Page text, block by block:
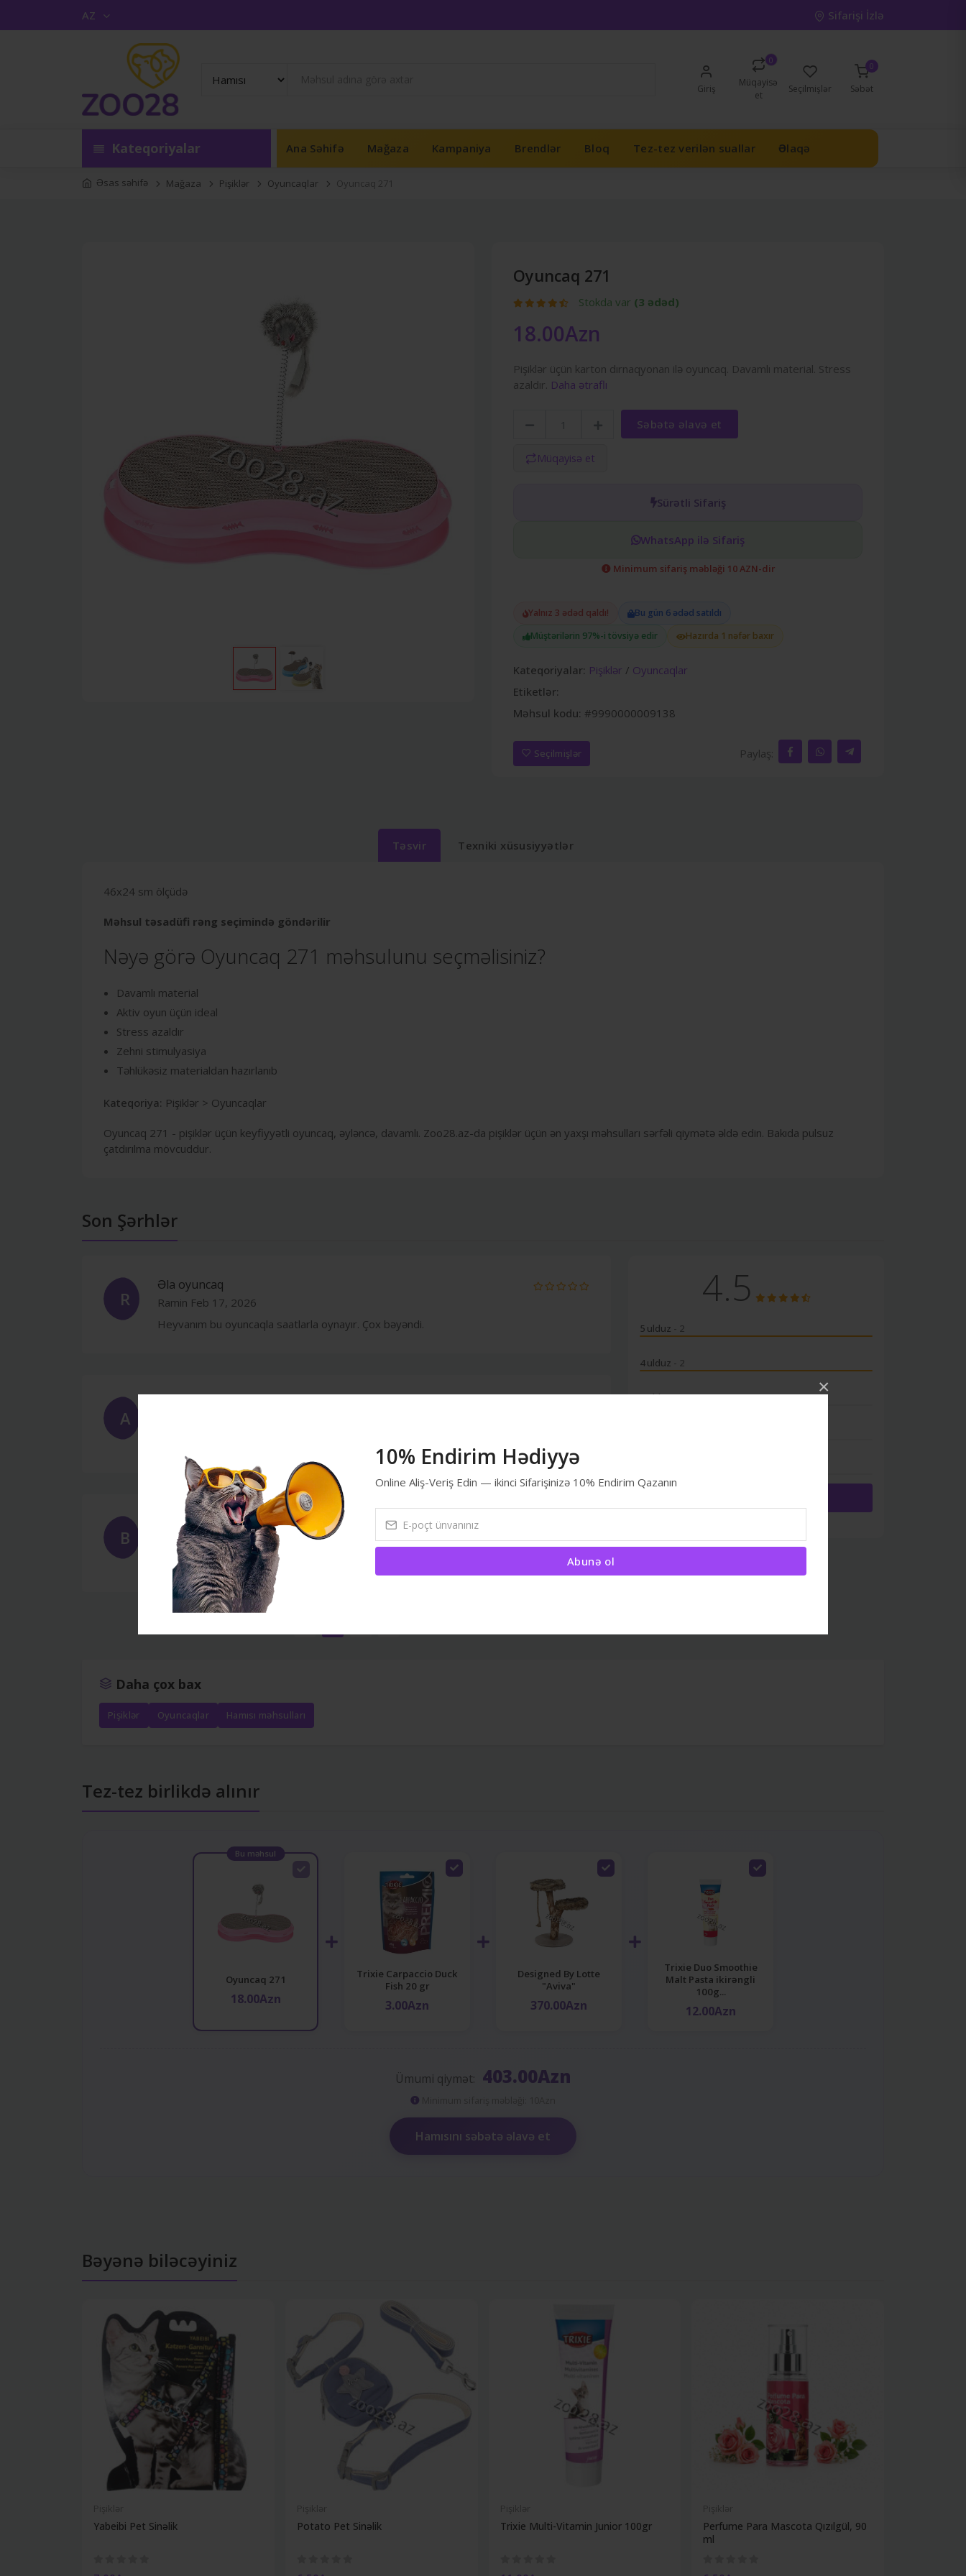
10% Endirim Hədiyyə
Online Aliş-Veriş Edin — ikinci Sifarişinizə 10% Endirim Qazanın
Abunə ol
×
AZ Sifarişi İzlə
Giriş
0
Müqayisə
et
Seçilmişlər
0
Səbət
Kateqoriyalar Ana Səhifə Mağaza Kampaniya Brendlər Bloq Tez-tez verilən suallar Əlaqə
Əsas səhifə Mağaza Pişiklər Oyuncaqlar Oyuncaq 271
Oyuncaq 271
Stokda var (3 ədəd)
18.00Azn
Pişiklər üçün karton dırnaqyonan ilə oyuncaq. Davamlı material. Stress
azaldır. Daha ətraflı
Səbətə əlavə et
Müqayisə et
Sürətli Sifariş
WhatsApp ilə Sifariş
Minimum sifariş məbləği 10 AZN-dir
Yalnız 3 ədəd qaldı!
Bu gün 6 ədəd satıldı
Müştərilərin 97%-i tövsiyə edir
Hazırda 1 nəfər baxır
Kateqoriyalar: Pişiklər / Oyuncaqlar
Etiketlər:
Məhsul kodu: #9990000009138
Seçilmişlər Paylaş:
Təsvir Texniki xüsusiyyətlər
46x24 sm ölçüdə
Məhsul təsadüfi rəng seçimində göndərilir
Nəyə görə Oyuncaq 271 məhsulunu seçməlisiniz?
Davamlı material
Aktiv oyun üçün ideal
Stress azaldır
Zehni stimulyasiya
Təhlükəsiz materialdan hazırlanıb
Kateqoriya: Pişiklər > Oyuncaqlar
Oyuncaq 271 - pişiklər üçün keyfiyyətli oyuncaq, əyləncə, davamlı. Zoo28.az-da pişiklər üçün ən yaxşı məhsulları sərfəli qiymətə əldə edin. Bakıda pulsuz
çatdırılma mövcuddur.
Son Şərhlər
R
Əla oyuncaq
Ramin Feb 17, 2026
Heyvanım bu oyuncaqla saatlarla oynayır. Çox bəyəndi.
A
B
Çox davamlı
Bəhruz Feb 17, 2026
Heyvanım çox aktiv olmasına baxmayaraq oyuncaq hələ də sağlamdır. Keyfiyyətlidir.
4.5
5 ulduz - 2
4 ulduz - 2
3 ulduz- 0
Daha çox bax
Pişiklər Oyuncaqlar Hamısı məhsulları
Tez-tez birlikdə alınır
Bu məhsul
Oyuncaq 271
18.00Azn
Trixie Carpaccio Duck
Fish 20 gr
3.00Azn
Designed By Lotte
"Aviva"
370.00Azn
Trixie Duo Smoothie
Malt Pasta ikirəngli
100g...
12.00Azn
Ümumi qiymət: 403.00Azn
Hamısını səbətə əlavə et
Bəyənə biləcəyiniz
Yabeibi Pet Sinəlik Potato Pet Sinəlik Trixie Multi-Vitamin Junior 100gr
Perfume Para Mascota Qızılgül, 90
ml